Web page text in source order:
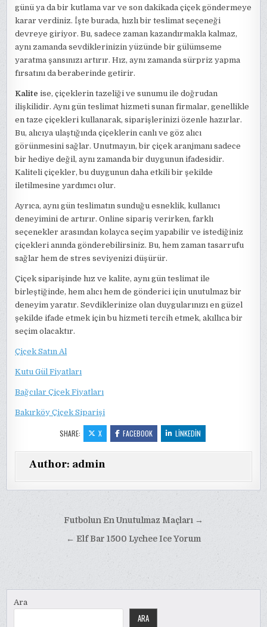
günü ya da bir kutlama var ve son dakikada çiçek göndermeye
karar verdiniz. İşte burada, hızlı bir teslimat seçeneği
devreye giriyor. Bu, sadece zaman kazandırmakla kalmaz,
aynı zamanda sevdiklerinizin yüzünde bir gülümseme
yaratma şansınızı artırır. Hız, aynı zamanda sürpriz yapma
fırsatını da beraberinde getirir.
Kalite ise, çiçeklerin tazeliği ve sunumu ile doğrudan
ilişkilidir. Aynı gün teslimat hizmeti sunan firmalar, genellikle
en taze çiçekleri kullanarak, siparişlerinizi özenle hazırlar.
Bu, alıcıya ulaştığında çiçeklerin canlı ve göz alıcı
görünmesini sağlar. Unutmayın, bir çiçek aranjmanı sadece
bir hediye değil, aynı zamanda bir duygunun ifadesidir.
Kaliteli çiçekler, bu duygunun daha etkili bir şekilde
iletilmesine yardımcı olur.
Ayrıca, aynı gün teslimatın sunduğu esneklik, kullanıcı
deneyimini de artırır. Online sipariş verirken, farklı
seçenekler arasından kolayca seçim yapabilir ve istediğiniz
çiçekleri anında gönderebilirsiniz. Bu, hem zaman tasarrufu
sağlar hem de stres seviyenizi düşürür.
Çiçek siparişinde hız ve kalite, aynı gün teslimat ile
birleştiğinde, hem alıcı hem de gönderici için unutulmaz bir
deneyim yaratır. Sevdiklerinize olan duygularınızı en güzel
şekilde ifade etmek için bu hizmeti tercih etmek, akıllıca bir
seçim olacaktır.
Çiçek Satın Al
Kutu Gül Fiyatları
Bağcılar Çiçek Fiyatları
Bakırköy Çiçek Siparişi
SHARE: X FACEBOOK LINKEDIN
Author: admin
gezinmesi
Futbolun En Unutulmaz Maçları →
← Elf Bar 1500 Lychee Ice Yorum
Ara
ARA